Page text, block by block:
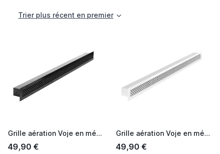
Trier plus récent en premier
Grille aération Voje en métal laquée noir 60 cm
49,90 €
Grille aération Voje en métal laquée blanc 60 cm
49,90 €